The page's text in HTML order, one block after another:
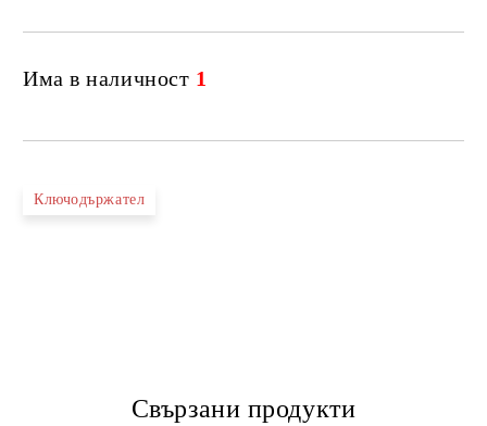
Има в наличност 1
Ключодържател
Свързани продукти